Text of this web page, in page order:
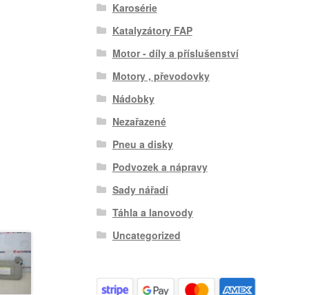
Karosérie
Katalyzátory FAP
Motor - díly a příslušenství
Motory , převodovky
Nádobky
Nezařazené
Pneu a disky
Podvozek a nápravy
Sady nářadí
Táhla a lanovody
Uncategorized